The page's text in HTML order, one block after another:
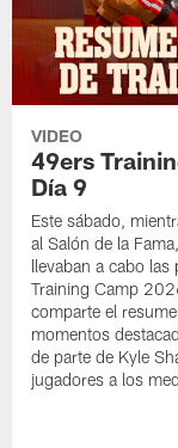
VIDEO
49ers
Día 9
Este sábado,
al Salón de la
llevaban a cabo las
Training Camp
comparte el
momentos
de parte de Kyle
jugadores a los